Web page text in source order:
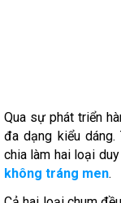
Qua sự phát triển
đa dạng kiểu
chia làm hai loại
không tráng men.